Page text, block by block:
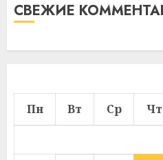
СВЕЖИЕ
Пн Вт Ср Чт